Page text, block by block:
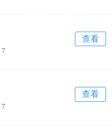
7
查看
7
查看